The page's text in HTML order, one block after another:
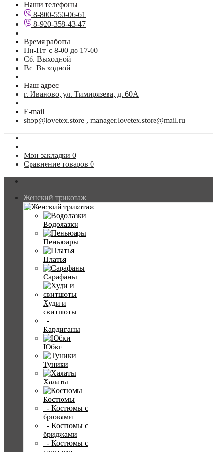
Наши телефоны
8-800-550-06-61
8-920-358-43-47
Время работы
Пн-Пт. с 8-00 до 17-00
Сб. Выходной
Вс. Выходной
Наш адрес
г. Иваново, ул. Тимирязева, д. 60А
E-mail
shop@lovetex.store , manager.lovetex.store@mail.ru
Мои закладки 0
Сравнение товаров 0
Женский трикотаж
Водолазки
Пеньюары
Платья
Сарафаны
Худи и
свитшоты
-
Кардиганы
Юбки
Туники
Халаты
Костюмы
- Костюмы с
брюками
- Костюмы с
бриджами
- Костюмы с